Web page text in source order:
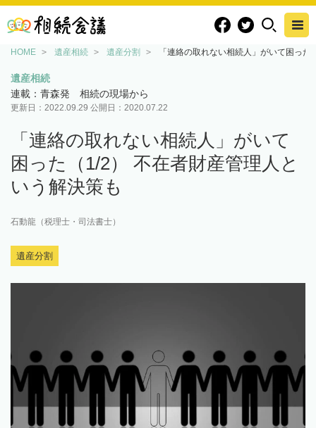
HOME 遺産相続 遺産分割 「連絡の取れない相続人」がいて困っ
遺産相続
連載：青森発 相続の現場から
更新日： 2022.09.29 公開日： 2020.07.22
「連絡の取れない相続人」がいて
困った（1/2） 不在者財産管理人と
いう解決策も
石動龍（税理士・司法書士）
遺産分割